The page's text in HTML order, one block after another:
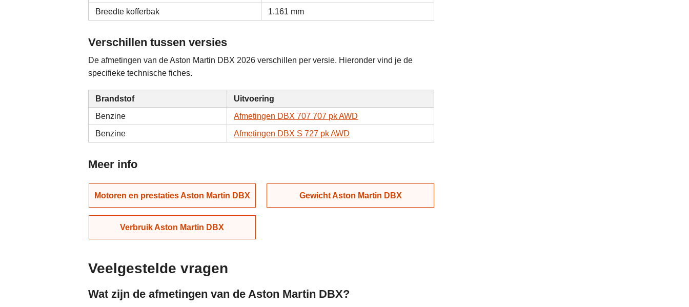
Breedte kofferbak
1.161 mm
Verschillen tussen versies
De afmetingen van de Aston Martin DBX 2026 verschillen per versie. Hieronder vind je de
specifieke technische fiches.
Brandstof
Uitvoering
Benzine
Afmetingen DBX 707 707 pk AWD
Benzine
Afmetingen DBX S 727 pk AWD
Meer info
Motoren en prestaties Aston Martin DBX Gewicht Aston Martin DBX
Verbruik Aston Martin DBX
Veelgestelde vragen
Wat zijn de afmetingen van de Aston Martin DBX?